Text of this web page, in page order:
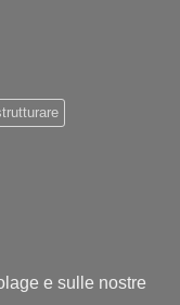
e sulle nostre